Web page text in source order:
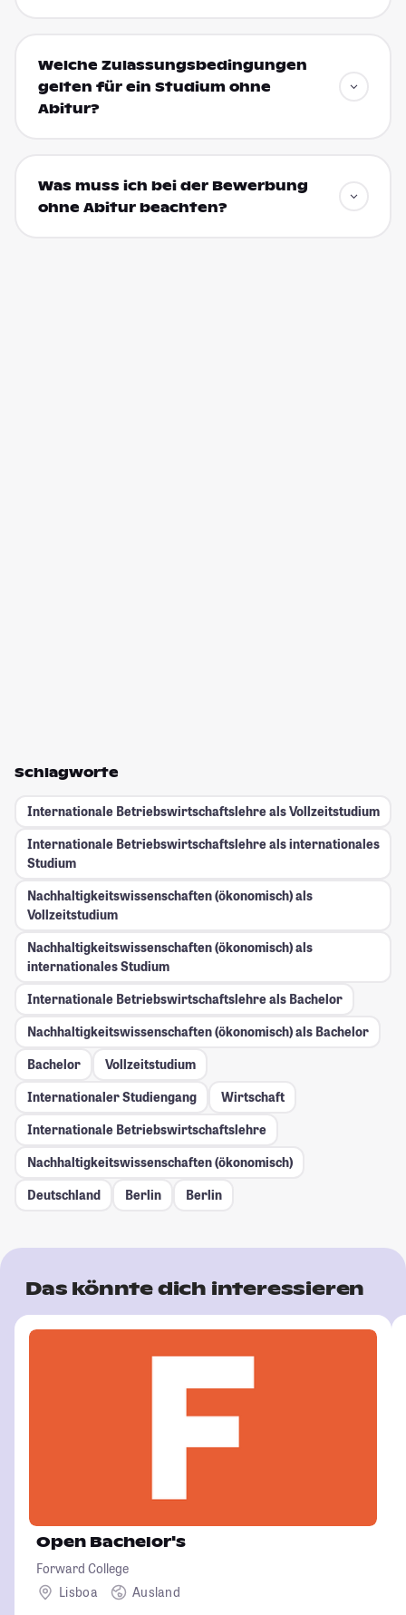
Welche Zulassungsbedingungen
gelten für ein Studium ohne
Abitur?
Was muss ich bei der Bewerbung
ohne Abitur beachten?
Schlagworte
Internationale Betriebswirtschaftslehre als Vollzeitstudium
Internationale Betriebswirtschaftslehre als internationales
Studium
Nachhaltigkeitswissenschaften (ökonomisch) als
Vollzeitstudium
Nachhaltigkeitswissenschaften (ökonomisch) als
internationales Studium
Internationale Betriebswirtschaftslehre als Bachelor
Nachhaltigkeitswissenschaften (ökonomisch) als Bachelor
Bachelor
Vollzeitstudium
Internationaler Studiengang
Wirtschaft
Internationale Betriebswirtschaftslehre
Nachhaltigkeitswissenschaften (ökonomisch)
Deutschland
Berlin Berlin
Das könnte dich interessieren
Open Bachelor's
Forward College
Lisboa
Ausland